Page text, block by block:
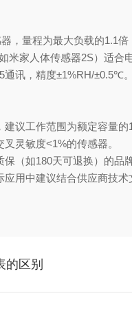
，量程为最大负载的1.1倍
米家人体传感器2S）适合
讯，精度±1%RH/±0.5℃。
议工作范围为额定容量的
灵敏度<1%的传感器‌。
（如180天可退换）的品牌
用中建议结合供应商技术
的区别